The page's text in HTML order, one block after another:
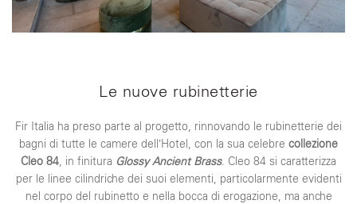
Le nuove rubinetterie
Fir Italia ha preso parte al progetto, rinnovando le rubinetterie dei
bagni di tutte le camere dell’Hotel, con la sua celebre collezione
Cleo 84, in finitura Glossy Ancient Brass. Cleo 84 si caratterizza
per le linee cilindriche dei suoi elementi, particolarmente evidenti
nel corpo del rubinetto e nella bocca di erogazione, ma anche